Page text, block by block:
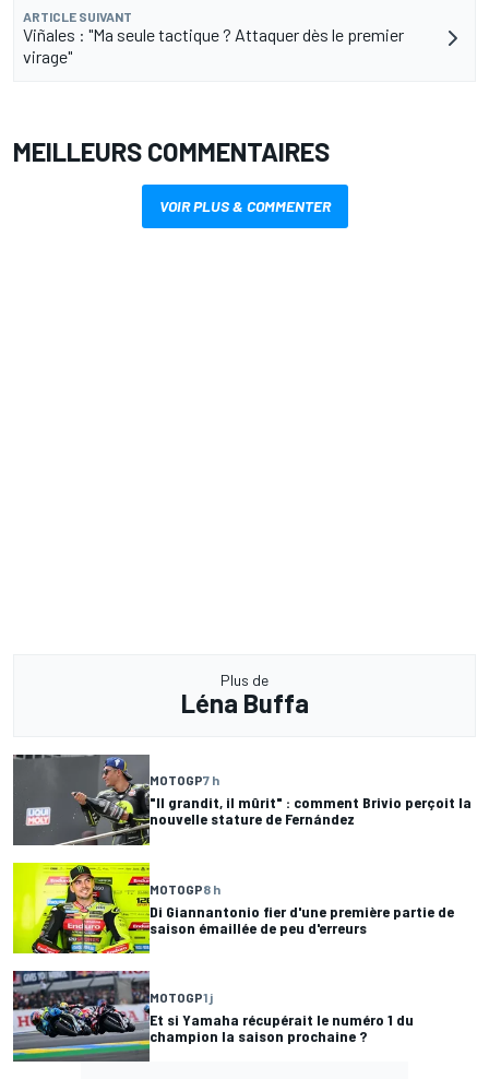
ARTICLE SUIVANT
Viñales : "Ma seule tactique ? Attaquer dès le premier
virage"
MEILLEURS COMMENTAIRES
VOIR PLUS & COMMENTER
Plus de
Léna Buffa
MOTOGP7 h
"Il grandit, il mûrit" : comment Brivio perçoit la
nouvelle stature de Fernández
MOTOGP8 h
Di Giannantonio fier d'une première partie de
saison émaillée de peu d'erreurs
MOTOGP1 j
Et si Yamaha récupérait le numéro 1 du
champion la saison prochaine ?